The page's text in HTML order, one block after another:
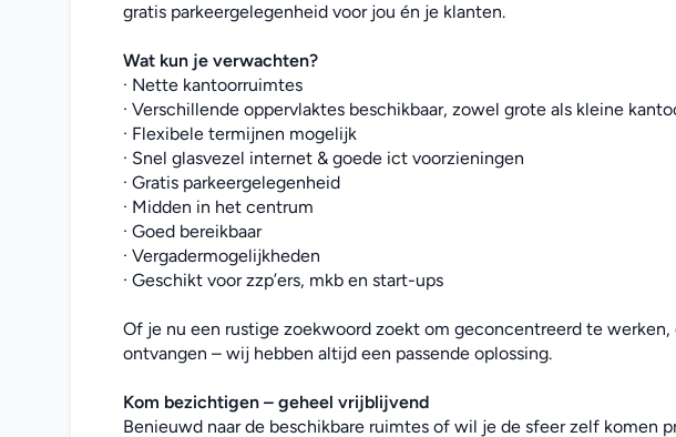
gratis parkeergelegenheid voor jou én je klanten.
Wat kun je verwachten?
· Nette kantoorruimtes
· Verschillende oppervlaktes beschikbaar, zowel grote als kleine
· Flexibele termijnen mogelijk
· Snel glasvezel internet & goede ict voorzieningen
· Gratis parkeergelegenheid
· Midden in het centrum
· Goed bereikbaar
· Vergadermogelijkheden
· Geschikt voor zzp’ers, mkb en start-ups
Of je nu een rustige zoekwoord zoekt om geconcentreerd te
ontvangen – wij hebben altijd een passende oplossing.
Kom bezichtigen – geheel vrijblijvend
Benieuwd naar de beschikbare ruimtes of wil je de sfeer zelf komen